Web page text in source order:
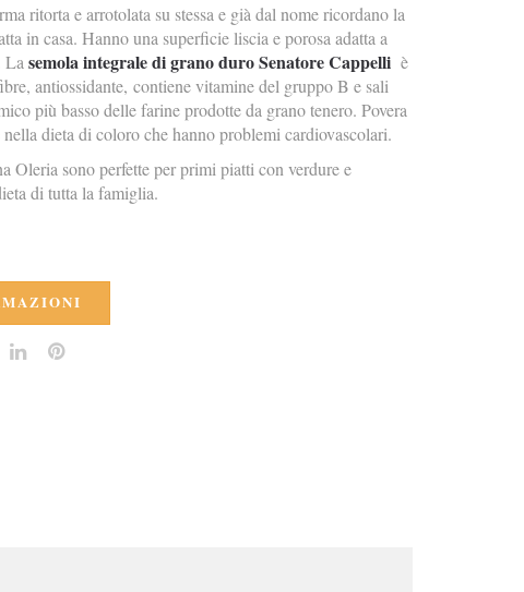
ritorta e arrotolata su stessa e già dal nome ricordano la
in casa. Hanno una superficie liscia e porosa adatta a
La semola integrale di grano duro Senatore Cappelliè
antiossidante, contiene vitamine del gruppo B e sali
più basso delle farine prodotte da grano tenero. Povera
dieta di coloro che hanno problemi cardiovascolari.
Oleria sono perfette per primi piatti con verdure e
di tutta la famiglia.